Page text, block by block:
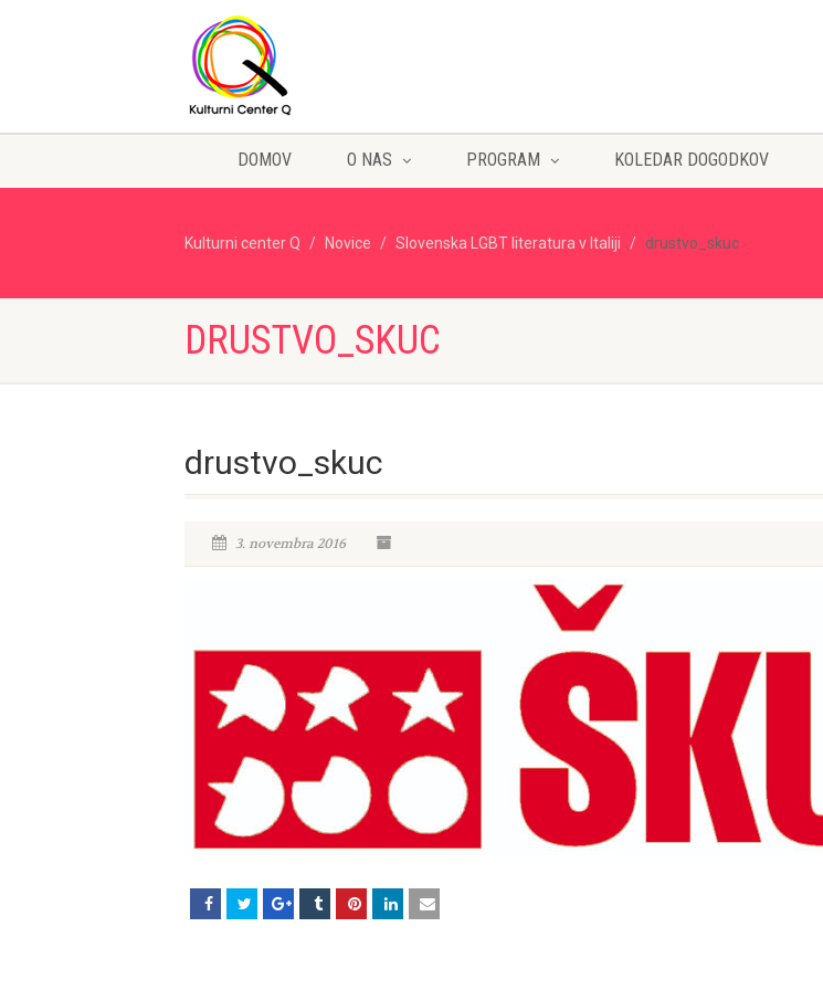
DOMOV O NAS PROGRAM KOLEDAR DOGODKOV
Kulturni center Q Novice Slovenska LGBT literatura v Italiji drustvo_skuc
DRUSTVO_SKUC
drustvo_skuc
3. novembra 2016